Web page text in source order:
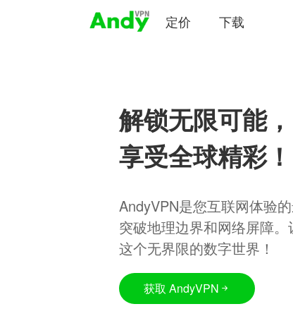
定价 下载
解锁无限可能，
享受全球精彩！
AndyVPN是您互联网体验
突破地理边界和网络屏障
这个无界限的数字世界！
获取 AndyVPN